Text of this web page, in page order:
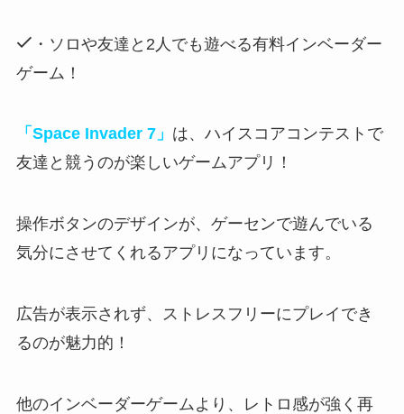
・ソロや友達と2人でも遊べる有料インベーダー
ゲーム！
「Space Invader 7」 は、ハイスコアコンテストで
友達と競うのが楽しいゲームアプリ！
操作ボタンのデザインが、ゲーセンで遊んでいる
気分にさせてくれるアプリになっています。
広告が表示されず、ストレスフリーにプレイでき
るのが魅力的！
他のインベーダーゲームより、
レトロ感が強く再